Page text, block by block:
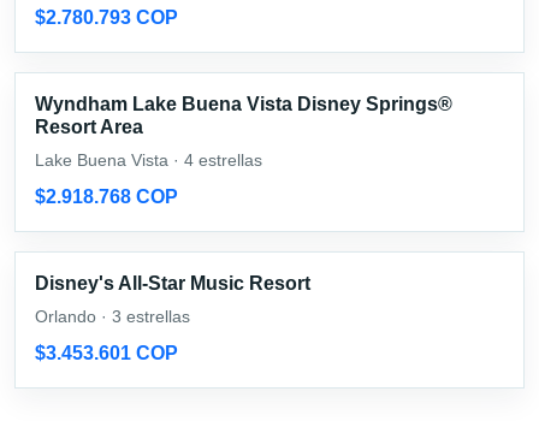
$2.780.793 COP
Wyndham Lake Buena Vista Disney Springs®
Resort Area
Lake Buena Vista · 4 estrellas
$2.918.768 COP
Disney's All-Star Music Resort
Orlando · 3 estrellas
$3.453.601 COP